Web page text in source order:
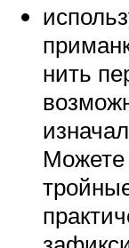
нить
Можете